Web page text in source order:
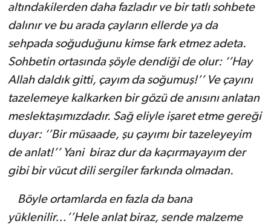
altındakilerden daha fazladır ve bir tatlı sohbete
dalınır ve bu arada çayların ellerde ya da
sehpada soğuduğunu kimse fark etmez adeta.
Sohbetin ortasında şöyle dendiği de olur: ‘’Hay
Allah daldık gitti, çayım da soğumuş!’’ Ve çayını
tazelemeye kalkarken bir gözü de anısını anlatan
meslektaşımızdadır. Sağ eliyle işaret etme gereği
duyar: ‘’Bir müsaade, şu çayımı bir tazeleyeyim
de anlat!’’ Yani biraz dur da kaçırmayayım der
gibi bir vücut dili sergiler farkında olmadan.
Böyle ortamlarda en fazla da bana
yüklenilir…’’Hele anlat biraz, sende malzeme